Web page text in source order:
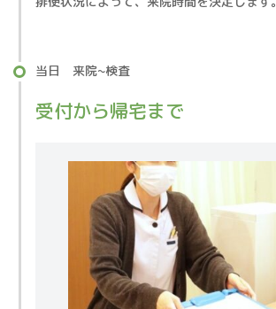
当日 来院~検査
受付から帰宅まで